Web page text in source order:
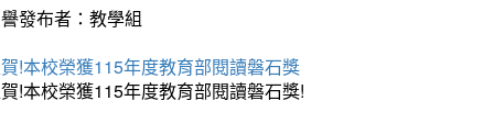
發布者：教學組
!本校榮獲115年度教育部閱讀磐石獎
!本校榮獲115年度教育部閱讀磐石獎!